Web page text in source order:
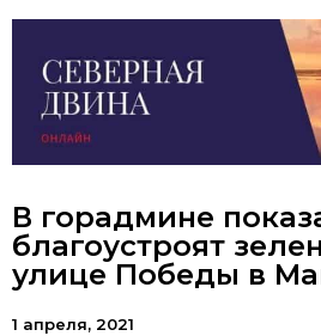
В горадмине
благоустроят
улице Победы в
1 апреля, 2021